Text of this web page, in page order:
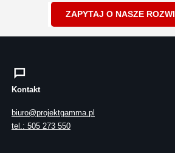
ZAPYTAJ O NASZE
Kontakt
biuro@projektgamma.pl
tel.: 505 273 550